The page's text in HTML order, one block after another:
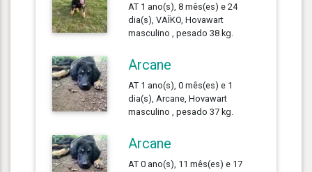
AT 1 ano(s), 8 mês(es) e 24
dia(s), VAÏKO, Hovawart
masculino , pesado 38 kg.
Arcane
AT 1 ano(s), 0 mês(es) e 1
dia(s), Arcane, Hovawart
masculino , pesado 37 kg.
Arcane
AT 0 ano(s), 11 mês(es) e 17